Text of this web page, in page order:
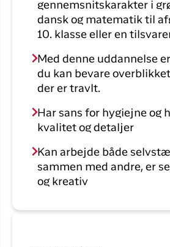
gennemsnitskarakter i
dansk og matematik til
10. klasse eller en
Med denne uddannelse
du kan bevare
der er travlt.
Har sans for hygiejne og
kvalitet og detaljer
Kan arbejde både
sammen med andre, er
og kreativ